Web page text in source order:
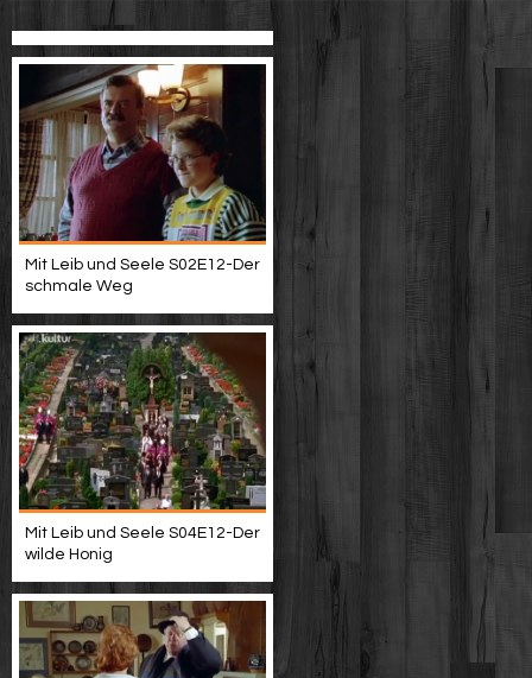
Mit Leib und Seele S02E12-Der
schmale Weg
Mit Leib und Seele S04E12-Der
wilde Honig